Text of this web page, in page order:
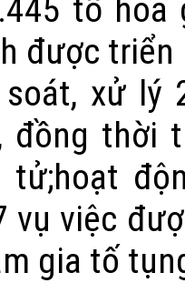
tổ
được triển
xử lý
đồng thời
tử;hoạt
vụ việc
gia tố